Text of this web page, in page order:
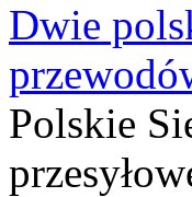
Dwie
Polskie